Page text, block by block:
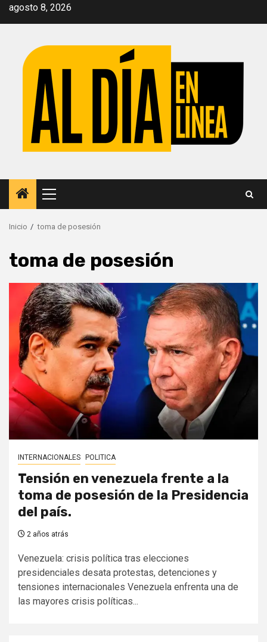
Saltar
agosto 8, 2026
Menú
principal
Inicio toma de posesión
toma de posesión
INTERNACIONALES POLITICA
Tensión en venezuela frente a la
toma de posesión de la Presidencia
del país.
2 años atrás
Venezuela: crisis política tras elecciones
presidenciales desata protestas, detenciones y
tensiones internacionales Venezuela enfrenta una de
las mayores crisis políticas...